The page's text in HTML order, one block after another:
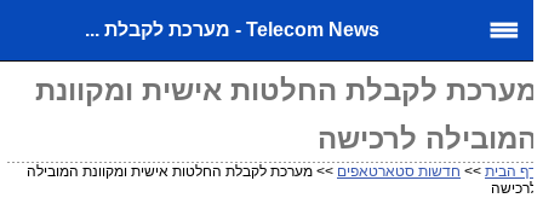
Telecom News - מערכת לקבלת ...
לקבלת החלטות אישית ומקוונת
לרכישה
הבית>>חדשות סטארטאפים>> מערכת לקבלת החלטות אישית ומקוונת המובילה